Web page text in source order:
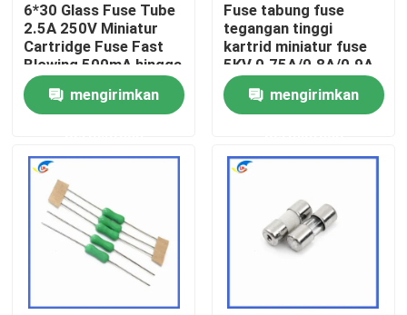
Tur Pabrik
Kontrol Kualitas
Berita
Kasus-kasus
Termistor PTC
6*30 Glass Fuse Tube
2.5A 250V Miniatur
Cartridge Fuse Fast
Blowing 500mA hingga
30A L250V
mengirimkan
Fuse tabung fuse
tegangan tinggi
kartrid miniatur fuse
5KV 0.75A/0.8A/0.9A
750MA/800MA/900mA
6.5MM*40MM
mengirimkan